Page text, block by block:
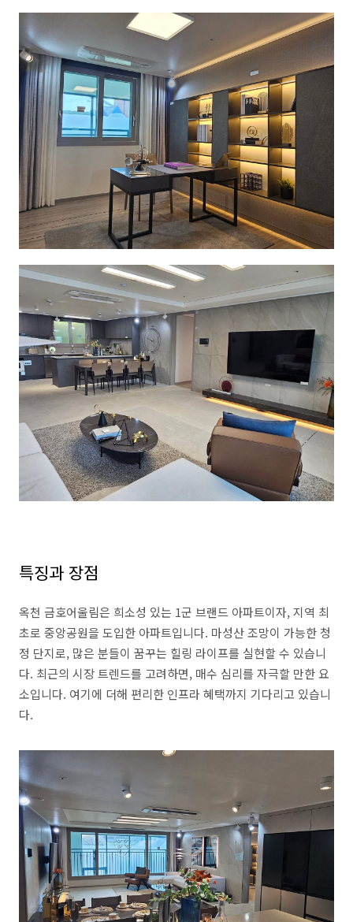
특징과 장점
옥천 금호어울림은 희소성 있는 1군 브랜드 아파트이자, 지역 최
초로 중앙공원을 도입한 아파트입니다. 마성산 조망이 가능한 청
정 단지로, 많은 분들이 꿈꾸는 힐링 라이프를 실현할 수 있습니
다. 최근의 시장 트렌드를 고려하면, 매수 심리를 자극할 만한 요
소입니다. 여기에 더해 편리한 인프라 혜택까지 기다리고 있습니
다.